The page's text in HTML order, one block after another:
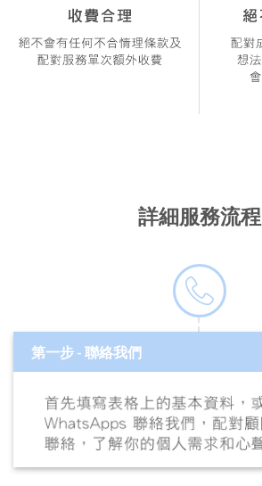
詳細服務流程
第一步 - 聯絡我們